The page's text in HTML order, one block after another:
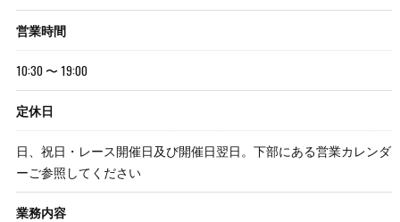
営業時間
10:30 〜 19:00
定休日
日、祝日・レース開催日及び開催日翌日。下部にある営業カレンダ
ーご参照してください
業務内容